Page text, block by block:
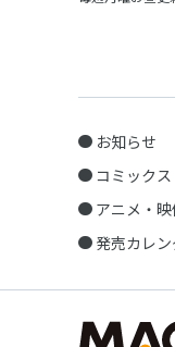
お知らせ
コミック
アニメ・
発売カレ